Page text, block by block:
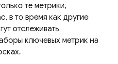
те метрики,
в то время как другие
отслеживать
ключевых метрик на